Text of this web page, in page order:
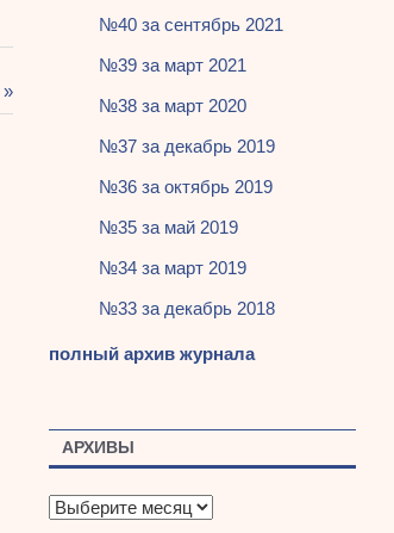
№40 за сентябрь 2021
№39 за март 2021
№38 за март 2020
№37 за декабрь 2019
№36 за октябрь 2019
№35 за май 2019
№34 за март 2019
№33 за декабрь 2018
полный архив журнала
АРХИВЫ
А